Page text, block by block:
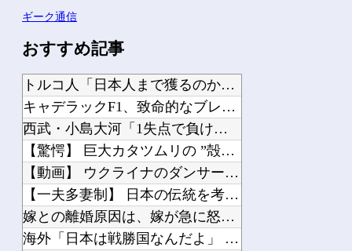
ギーク通信
おすすめ記事
トルコ人「日本人まで獲るのか」上田綺世、トルコ名門が巨額の正式オファー！現地サポ...
キャデラックF1、致命的なブレーキ問題の原因が明らかになるも解決には至っておらず...
西武・小島大河「1失点で負け投手にするのは野手として良くない」
【驚愕】 巨大カタツムリの ”殻だけ” を採取する方法、想像以上にエグくて震えた...
【動画】 ウクライナのダンサーの驚くべき超絶足技ダンスが凄すぎるｗ！！
【一夫多妻制】 日本の伝統を考えても、裕福な家庭は側室があったっていいと思う
嫁との離婚原因は、嫁が急に怒りっぽくなって無視されたり気持ち悪がられたりしたから...
海外「日本は戦勝国なんだよ」 戦後の日本人の特別な生き様に各国から称賛の声